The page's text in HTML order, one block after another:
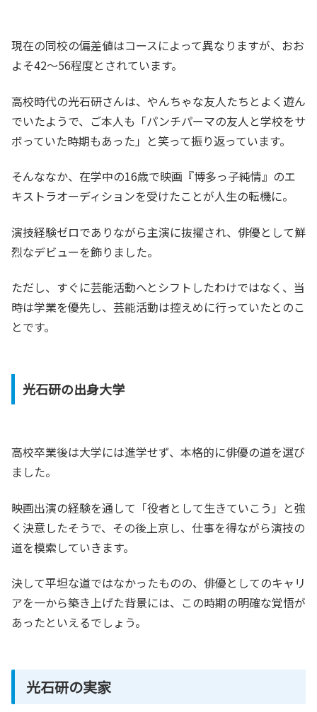
現在の同校の偏差値はコースによって異なりますが、おお
よそ42〜56程度とされています。
高校時代の光石研さんは、やんちゃな友人たちとよく遊ん
でいたようで、ご本人も「パンチパーマの友人と学校をサ
ボっていた時期もあった」と笑って振り返っています。
そんななか、在学中の16歳で映画『博多っ子純情』のエ
キストラオーディションを受けたことが人生の転機に。
演技経験ゼロでありながら主演に抜擢され、俳優として鮮
烈なデビューを飾りました。
ただし、すぐに芸能活動へとシフトしたわけではなく、当
時は学業を優先し、芸能活動は控えめに行っていたとのこ
とです。
光石研の出身大学
高校卒業後は大学には進学せず、本格的に俳優の道を選び
ました。
映画出演の経験を通して「役者として生きていこう」と強
く決意したそうで、その後上京し、仕事を得ながら演技の
道を模索していきます。
決して平坦な道ではなかったものの、俳優としてのキャリ
アを一から築き上げた背景には、この時期の明確な覚悟が
あったといえるでしょう。
光石研の実家